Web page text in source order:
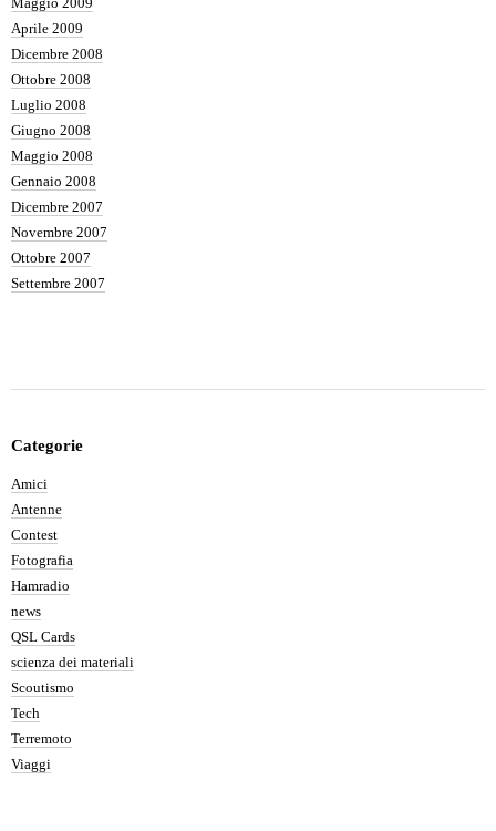
Aprile 2009
Dicembre 2008
Ottobre 2008
Luglio 2008
Giugno 2008
Maggio 2008
Gennaio 2008
Dicembre 2007
Novembre 2007
Ottobre 2007
Settembre 2007
Categorie
Amici
Antenne
Contest
Fotografia
Hamradio
news
QSL Cards
scienza dei materiali
Scoutismo
Tech
Terremoto
Viaggi